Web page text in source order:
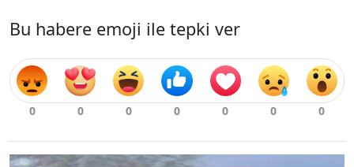
Bu habere emoji ile tepki ver